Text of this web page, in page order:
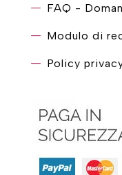
FAQ -
Modulo di
Policy